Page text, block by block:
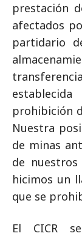
prestación
afectados
partidario
prohibición
Nuestra
de minas
de
hicimos un
que se
El CICR